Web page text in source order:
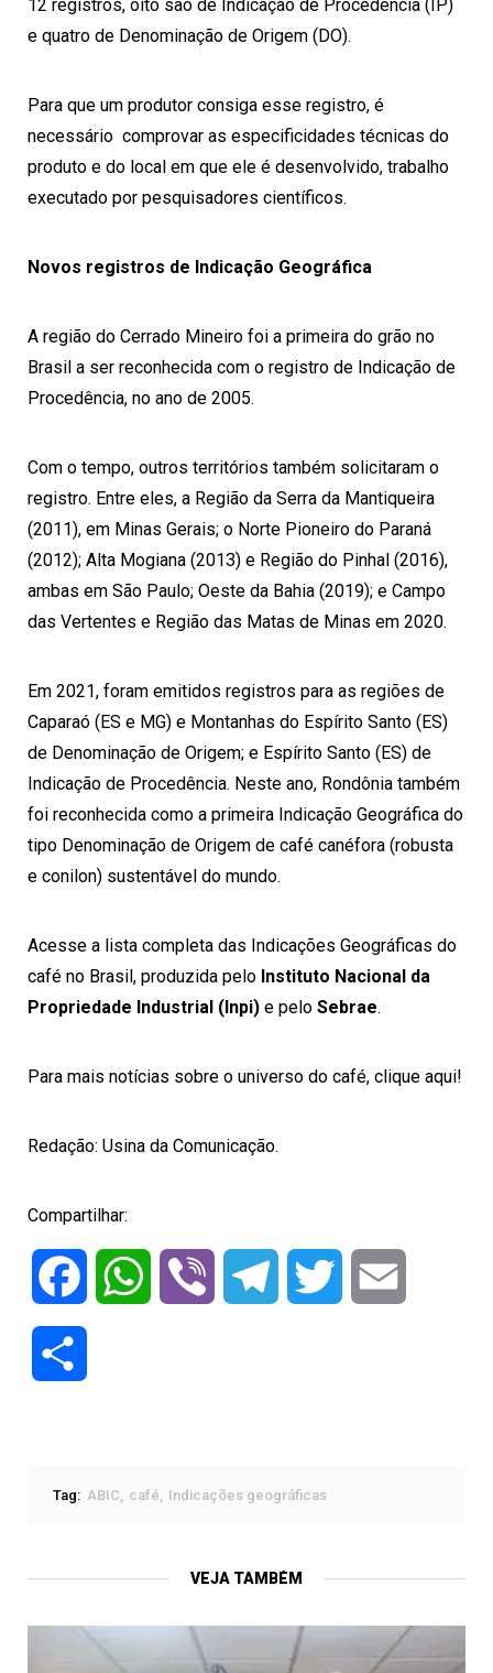
12 registros, oito são de Indicação de Procedência (IP)
e quatro de Denominação de Origem (DO).
Para que um produtor consiga esse registro, é
necessário comprovar as especificidades técnicas do
produto e do local em que ele é desenvolvido, trabalho
executado por pesquisadores científicos.
Novos registros de Indicação Geográfica
A região do Cerrado Mineiro foi a primeira do grão no
Brasil a ser reconhecida com o registro de Indicação de
Procedência, no ano de 2005.
Com o tempo, outros territórios também solicitaram o
registro. Entre eles, a Região da Serra da Mantiqueira
(2011), em Minas Gerais; o Norte Pioneiro do Paraná
(2012); Alta Mogiana (2013) e Região do Pinhal (2016),
ambas em São Paulo; Oeste da Bahia (2019); e Campo
das Vertentes e Região das Matas de Minas em 2020.
Em 2021, foram emitidos registros para as regiões de
Caparaó (ES e MG) e Montanhas do Espírito Santo (ES)
de Denominação de Origem; e Espírito Santo (ES) de
Indicação de Procedência. Neste ano, Rondônia também
foi reconhecida como a primeira Indicação Geográfica do
tipo Denominação de Origem de café canéfora (robusta
e conilon) sustentável do mundo.
Acesse a lista completa das Indicações Geográficas do
café no Brasil, produzida pelo Instituto Nacional da
Propriedade Industrial (Inpi) e pelo Sebrae.
Para mais notícias sobre o universo do café, clique aqui!
Redação: Usina da Comunicação.
Compartilhar:
Facebook WhatsApp Viber Telegram Twitter
Tag: ABIC café Indicações geográficas
VEJA TAMBÉM